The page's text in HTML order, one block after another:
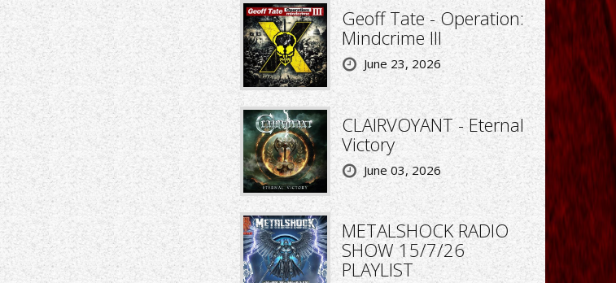
Geoff Tate - Operation:
Mindcrime III
June 23, 2026
CLAIRVOYANT - Eternal
Victory
June 03, 2026
METALSHOCK RADIO
SHOW 15/7/26
PLAYLIST